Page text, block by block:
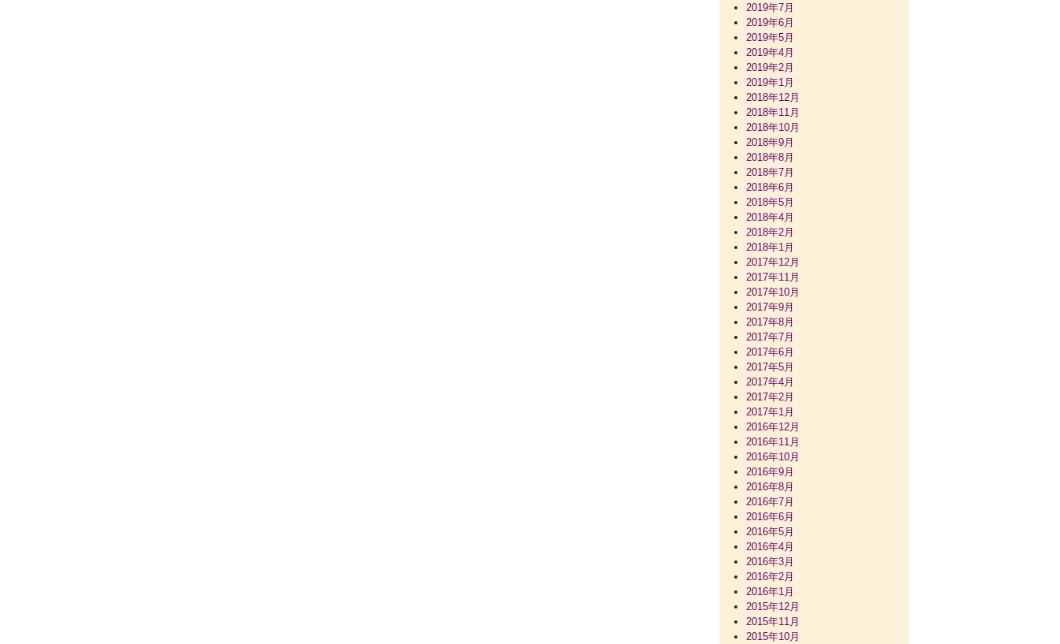
2019年7月
2019年6月
2019年5月
2019年4月
2019年2月
2019年1月
2018年12月
2018年11月
2018年10月
2018年9月
2018年8月
2018年7月
2018年6月
2018年5月
2018年4月
2018年2月
2018年1月
2017年12月
2017年11月
2017年10月
2017年9月
2017年8月
2017年7月
2017年6月
2017年5月
2017年4月
2017年2月
2017年1月
2016年12月
2016年11月
2016年10月
2016年9月
2016年8月
2016年7月
2016年6月
2016年5月
2016年4月
2016年3月
2016年2月
2016年1月
2015年12月
2015年11月
2015年10月